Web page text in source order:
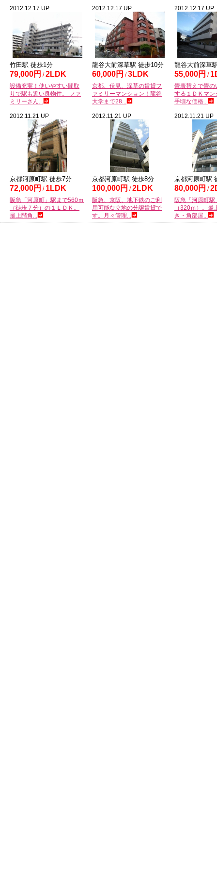
2012.12.17 UP
竹田駅 徒歩1分
79,000円 /2LDK
設備充実！使いやすい間取
りで駅も近い良物件。 ファ
ミリーさん...
2012.12.17 UP
龍谷大前深草駅 徒歩10分
60,000円 /3LDK
京都、伏見、深草の賃貸フ
ァミリーマンション！龍谷
大学まで28...
2012.12.17 UP
龍谷大前深草
55,000円 /
畳表替えで畳の
する１ＤＫマン
手頃な価格...
2012.11.21 UP
京都河原町駅 徒歩7分
72,000円 / 1LDK
阪急「河原町」駅まで560ｍ
（徒歩７分）の１ＬＤＫ。
最上階角...
2012.11.21 UP
京都河原町駅 徒歩8分
100,000円 /2LDK
阪急、京阪、地下鉄のご利
用可能な立地の分譲賃貸で
す。月々管理...
2012.11.21 UP
京都河原町駅
80,000円 /
阪急「河原町駅
（320ｍ）。最
き・角部屋...